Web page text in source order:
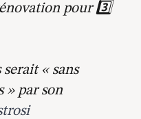
pour 3️⃣
serait « sans
» par son